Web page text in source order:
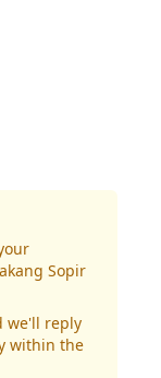
Sopir
we'll reply
within the